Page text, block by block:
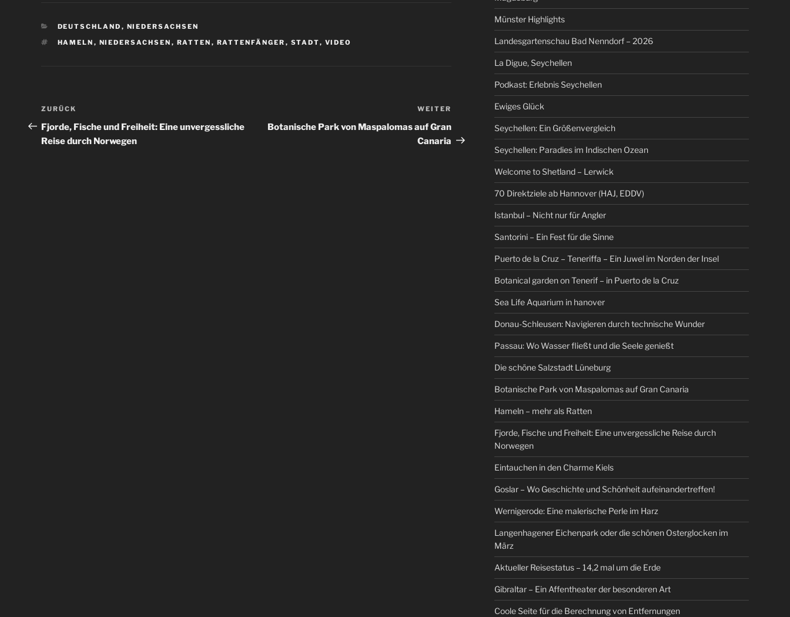
KATEGORIEN
DEUTSCHLAND , NIEDERSACHSEN
SCHLAGWÖRTER
HAMELN , NIEDERSACHSEN , RATTEN , RATTENFÄNGER , STADT, VIDEO
Beitragsnavigation
Vorheriger
Beitrag
ZURÜCK
Fjorde, Fische und Freiheit: Eine unvergessliche
Reise durch Norwegen
Beitrag
WEITER
Botanische Park von Maspalomas auf Gran
Canaria
Münster Highlights
Landesgartenschau Bad Nenndorf – 2026
La Digue, Seychellen
Podkast: Erlebnis Seychellen
Ewiges Glück
Seychellen: Ein Größenvergleich
Seychellen: Paradies im Indischen Ozean
Welcome to Shetland – Lerwick
70 Direktziele ab Hannover (HAJ, EDDV)
Istanbul – Nicht nur für Angler
Santorini – Ein Fest für die Sinne
Puerto de la Cruz – Teneriffa – Ein Juwel im Norden der Insel
Botanical garden on Tenerif – in Puerto de la Cruz
Sea Life Aquarium in hanover
Donau-Schleusen: Navigieren durch technische Wunder
Passau: Wo Wasser fließt und die Seele genießt
Die schöne Salzstadt Lüneburg
Botanische Park von Maspalomas auf Gran Canaria
Hameln – mehr als Ratten
Fjorde, Fische und Freiheit: Eine unvergessliche Reise durch
Norwegen
Eintauchen in den Charme Kiels
Goslar – Wo Geschichte und Schönheit aufeinandertreffen!
Wernigerode: Eine malerische Perle im Harz
Langenhagener Eichenpark oder die schönen Osterglocken im
März
Aktueller Reisestatus – 14,2 mal um die Erde
Gibraltar – Ein Affentheater der besonderen Art
Coole Seite für die Berechnung von Entfernungen